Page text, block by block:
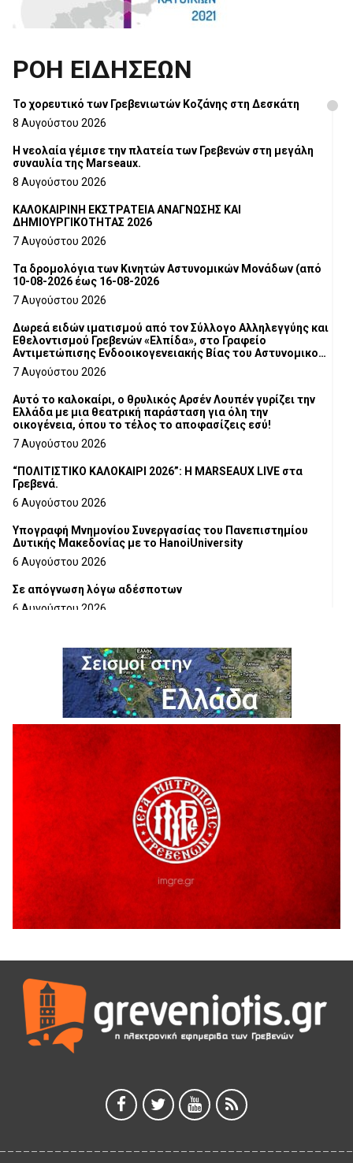
ΡΟΗ ΕΙΔΗΣΕΩΝ
Το χορευτικό των Γρεβενιωτών Κοζάνης στη Δεσκάτη
8 Αυγούστου 2026
Η νεολαία γέμισε την πλατεία των Γρεβενών στη μεγάλη
συναυλία της Marseaux.
8 Αυγούστου 2026
ΚΑΛΟΚΑΙΡΙΝΗ ΕΚΣΤΡΑΤΕΙΑ ΑΝΑΓΝΩΣΗΣ ΚΑΙ
ΔΗΜΙΟΥΡΓΙΚΟΤΗΤΑΣ 2026
7 Αυγούστου 2026
Τα δρομολόγια των Κινητών Αστυνομικών Μονάδων (από
10-08-2026 έως 16-08-2026
7 Αυγούστου 2026
Δωρεά ειδών ιματισμού από τον Σύλλογο Αλληλεγγύης και
Εθελοντισμού Γρεβενών «Ελπίδα», στο Γραφείο
Αντιμετώπισης Ενδοοικογενειακής Βίας του Αστυνομικού
Τμήματος Γρεβενών
7 Αυγούστου 2026
Αυτό το καλοκαίρι, ο θρυλικός Αρσέν Λουπέν γυρίζει την
Ελλάδα με μια θεατρική παράσταση για όλη την
οικογένεια, όπου το τέλος το αποφασίζεις εσύ!
7 Αυγούστου 2026
“ΠΟΛΙΤΙΣΤΙΚΟ ΚΑΛΟΚΑΙΡΙ 2026”: Η MARSEAUX LIVE στα
Γρεβενά.
6 Αυγούστου 2026
Υπογραφή Μνημονίου Συνεργασίας του Πανεπιστημίου
Δυτικής Μακεδονίας με το HanoiUniversity
6 Αυγούστου 2026
Σε απόγνωση λόγω αδέσποτων
6 Αυγούστου 2026
6 Αυγούστου 2026
Ολοκληρώνεται η ασφαλτόστρωση της οδού Περιβόλι –
6 Αυγούστου 2026
H παραδοχή λαθών είναι (και) δύναμη
5 Αυγούστου 2026
Ο ΑΝΔΡΕΑΣ ΑΣΛΑΝΙΔΗΣ ΣΥΝΕΧΙΖΕΙ ΣΤΟΝ ΠΡΩΤΕΑ
ΓΡΕΒΕΝΩΝ
5 Αυγούστου 2026
Ευχαριστήριο Εκπολιτιστικού Συλλόγου Ταξιάρχη προς κ.
Παρασχάκη Αθανάσιο
5 Αυγούστου 2026
Διακοπή υδροδότησης του Α΄ κλάδου ύδρευσης
5 Αυγούστου 2026
Θερινό Σινεμά στο πλαίσιο του «Πολιτιστικού
Καλοκαιριού 2026» με την βραβευμένη ταινία «Μικρές
Ανάσες».
5 Αυγούστου 2026
5 Αυγούστου 2026